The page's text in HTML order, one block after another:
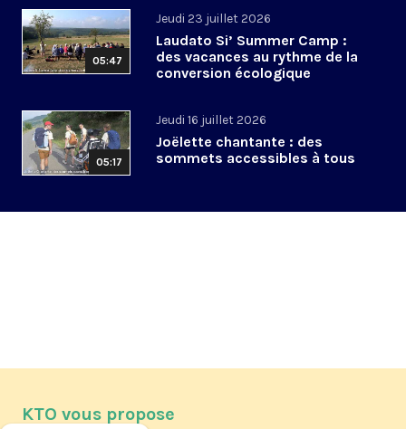
05:47
Jeudi 23 juillet 2026
Laudato Si’ Summer Camp :
des vacances au rythme de la
conversion écologique
05:17
Jeudi 16 juillet 2026
Joëlette chantante : des
sommets accessibles à tous
KTO vous propose